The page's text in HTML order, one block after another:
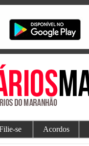
se Acordos